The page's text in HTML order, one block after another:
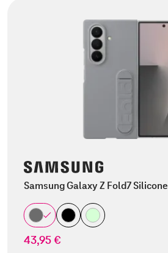
Samsung Galaxy Z Fold7
43,95 €